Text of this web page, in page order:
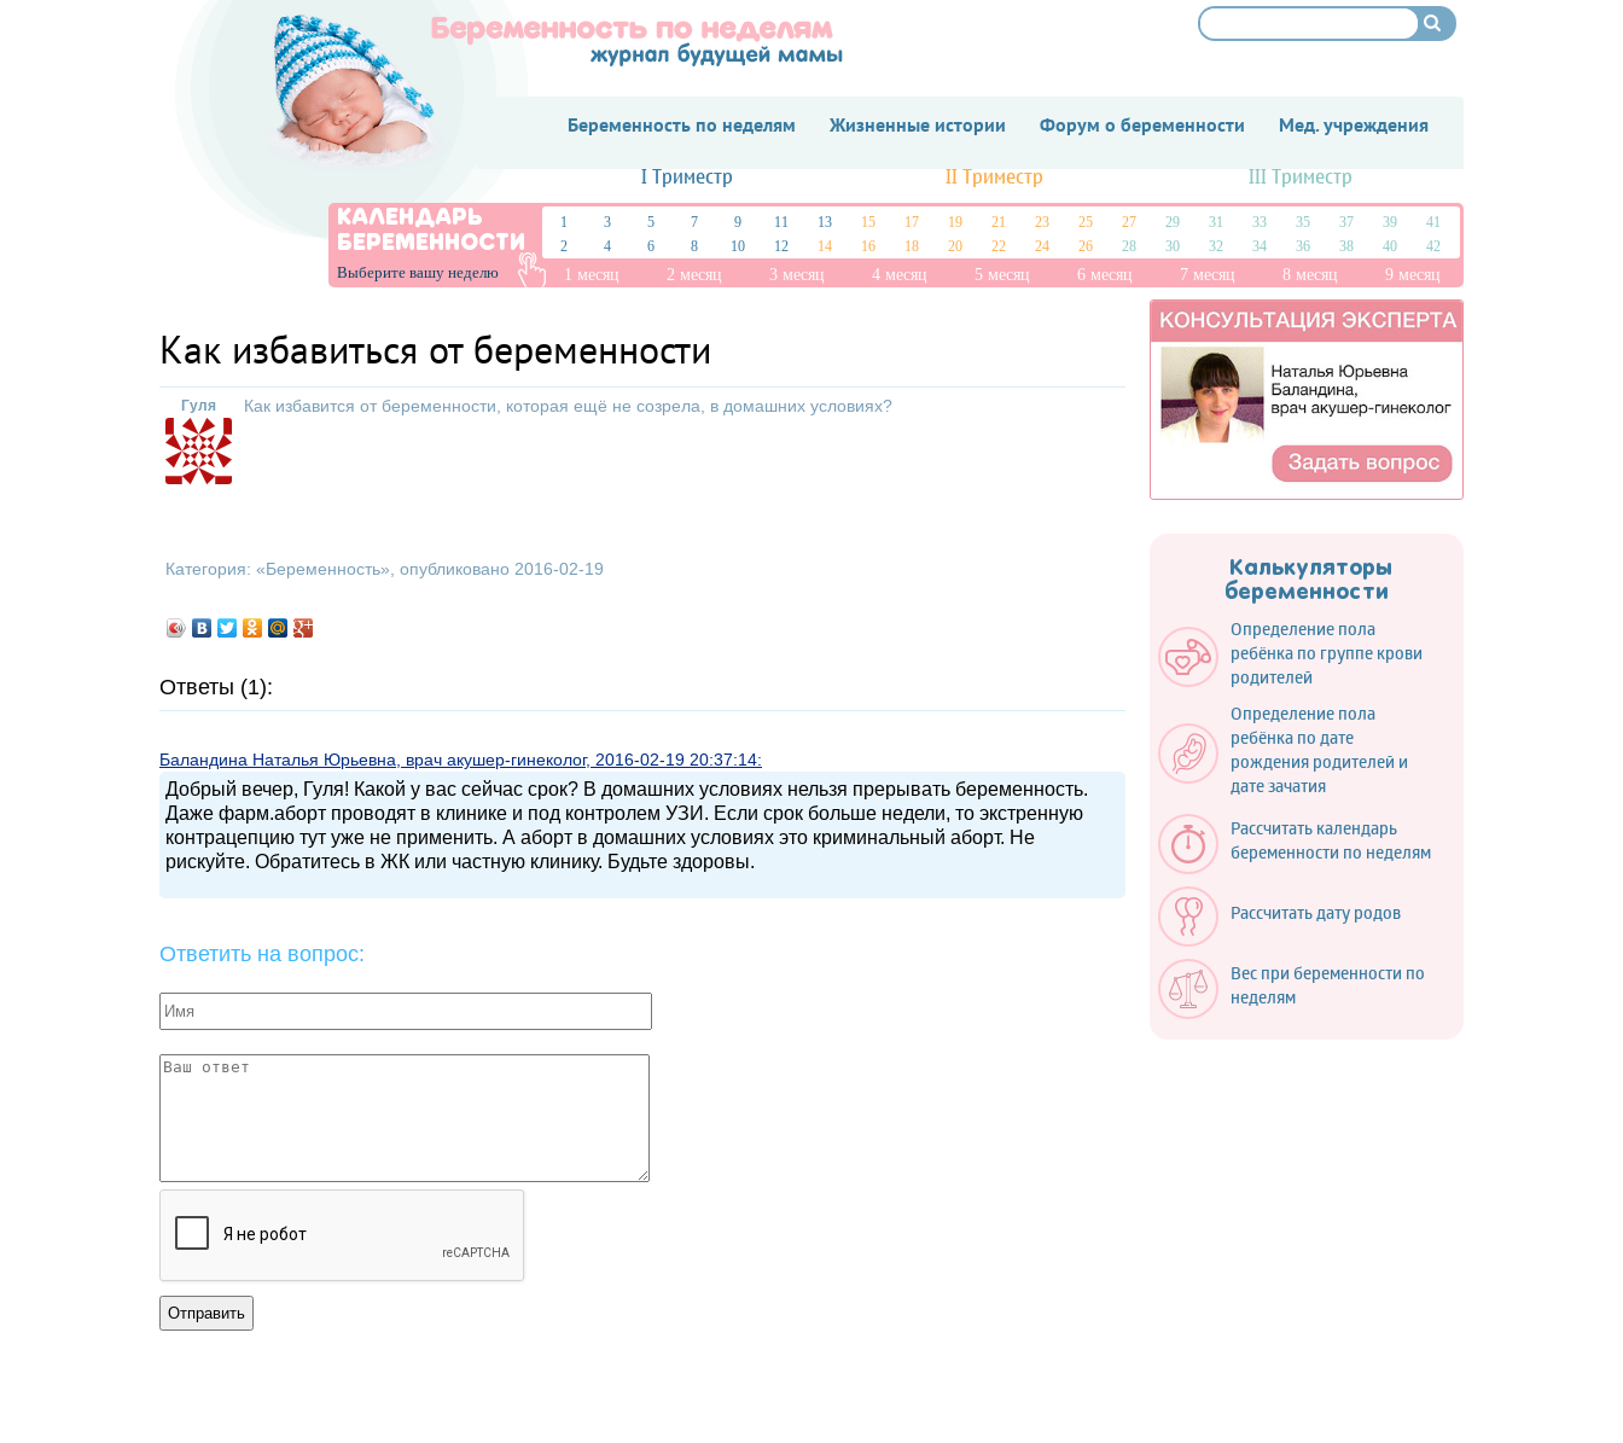
Беременность по неделям Жизненные истории Форум о беременности Мед. учреждения
I Триместр II Триместр III Триместр
КАЛЕНДАРЬ
БЕРЕМЕННОСТИ
Выберите вашу неделю
1 3 5 7 9 11 13 15 17 19 21 23 25 27 29 31 33 35 37 39
41
2
4 6 8 10 12 14 16 18 20 22 24 26 28 30 32 34 36 38 40 42
1 месяц 2 месяц 3 месяц 4 месяц 5 месяц 6 месяц 7 месяц 8 месяц 9 месяц
Как избавиться от беременности
Гуля Как избавится от беременности, которая ещё не созрела, в домашних условиях?
Категория: «Беременность», опубликовано 2016-02-19
Ответы (1):
Баландина Наталья Юрьевна, врач акушер-гинеколог, 2016-02-19 20:37:14:
Добрый вечер, Гуля! Какой у вас сейчас срок? В домашних условиях нельзя прерывать беременность.
Даже фарм.аборт проводят в клинике и под контролем УЗИ. Если срок больше недели, то экстренную
контрацепцию тут уже не применить. А аборт в домашних условиях это криминальный аборт. Не
рискуйте. Обратитесь в ЖК или частную клинику. Будьте здоровы.
Ответить на вопрос:
Калькуляторы
беременности
Определение пола
ребёнка по группе крови
родителей
Определение пола
ребёнка по дате
рождения родителей и
дате зачатия
Рассчитать календарь
беременности по неделям
Рассчитать дату родов
Вес при беременности по
неделям